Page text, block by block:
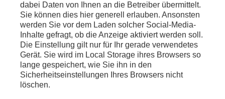
ca. 13:00 Uhr LIVE - Seeon:
Abschlussstatements vonAlexander Dobrindt
(CSU),Friedrich Merz(CDU, Parteivorsitzender)
und CSU-Chef Markus Södernach dem Abschluss
der Klausurtagung der CSU-Landesgruppe im
Deutschen Bundestag
dabei Daten von Ihnen an die Betreiber übermittelt.
Sie können dies hier generell erlauben. Ansonsten
werden Sie vor dem Laden solcher Social-Media-
Inhalte gefragt, ob die Anzeige aktiviert werden soll.
Die Einstellung gilt nur für Ihr gerade verwendetes
Gerät. Sie wird im Local Storage ihres Browsers so
lange gespeichert, wie Sie ihn in den
Sicherheitseinstellungen Ihres Browsers nicht
löschen.